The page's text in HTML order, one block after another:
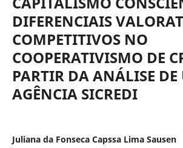
DIFERENCIAIS
COMPETITIVOS NO
COOPERATIVISMO DE
PARTIR DA ANÁLISE
AGÊNCIA SICREDI
Juliana da Fonseca Capssa Lima Sausen